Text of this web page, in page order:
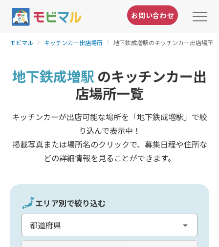
お問い合わせ
モビマル キッチンカー出店場所 地下鉄成増駅のキッチンカー出店場所
地下鉄成増駅 のキッチンカー出
店場所一覧
キッチンカーが出店可能な場所を「地下鉄成増駅」で絞
り込んで表示中！
掲載写真または場所名のクリックで、募集日程や住所な
どの詳細情報を見ることができます。
エリア別で絞り込む